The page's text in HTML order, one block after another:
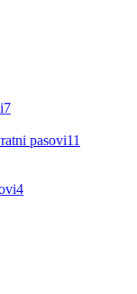
7
pasovi11
4